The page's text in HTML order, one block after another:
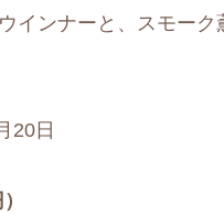
インナーと、スモー
20日